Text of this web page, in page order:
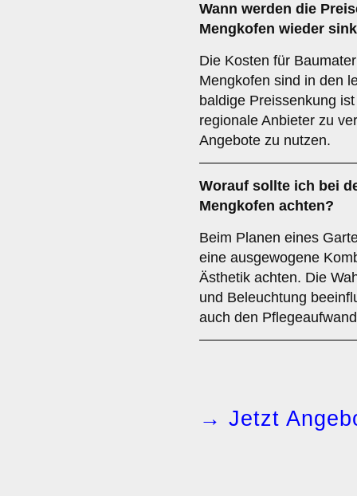
Wann werden die
Mengkofen wieder
Die Kosten für
Mengkofen sind in den
baldige Preissenkung
regionale Anbieter zu
Angebote zu nutzen.
Worauf sollte ich bei
Mengkofen achten?
Beim Planen eines
eine ausgewogene
Ästhetik achten. Die
und Beleuchtung
auch den
→ Jetzt